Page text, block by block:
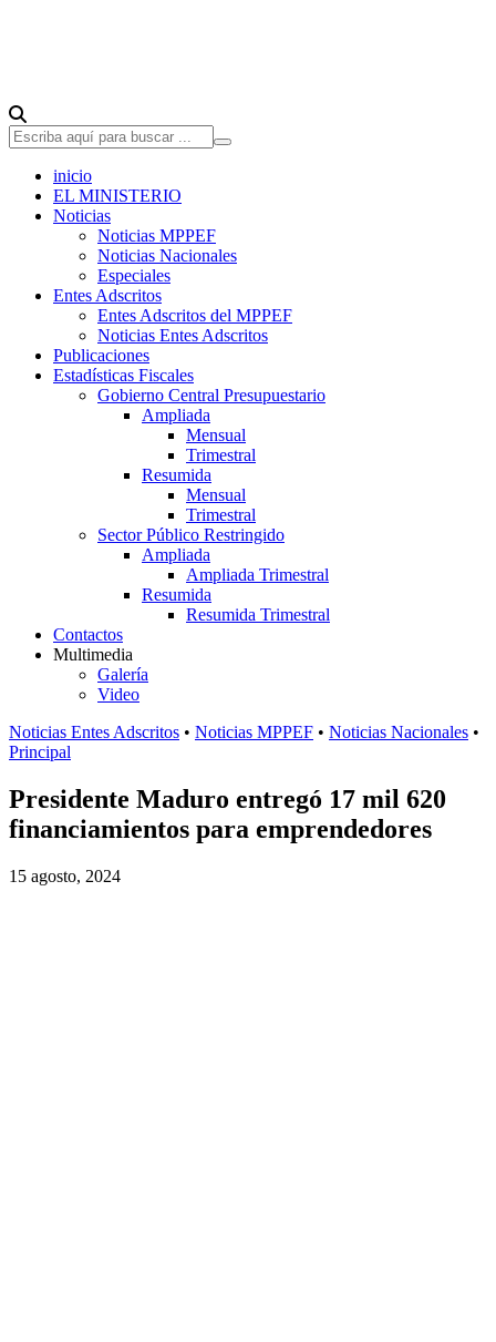
inicio
EL MINISTERIO
Noticias
Noticias MPPEF
Noticias Nacionales
Especiales
Entes Adscritos
Entes Adscritos del MPPEF
Noticias Entes Adscritos
Publicaciones
Estadísticas Fiscales
Gobierno Central Presupuestario
Ampliada
Mensual
Trimestral
Resumida
Mensual
Trimestral
Sector Público Restringido
Ampliada
Ampliada Trimestral
Resumida
Resumida Trimestral
Contactos
Multimedia
Galería
Video
Noticias Entes Adscritos • Noticias MPPEF • Noticias Nacionales •
Principal
Presidente Maduro entregó 17 mil 620
financiamientos para emprendedores
15 agosto, 2024